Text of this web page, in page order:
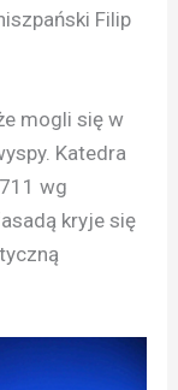
Filip
mogli się w
Katedra
wg
kryje się